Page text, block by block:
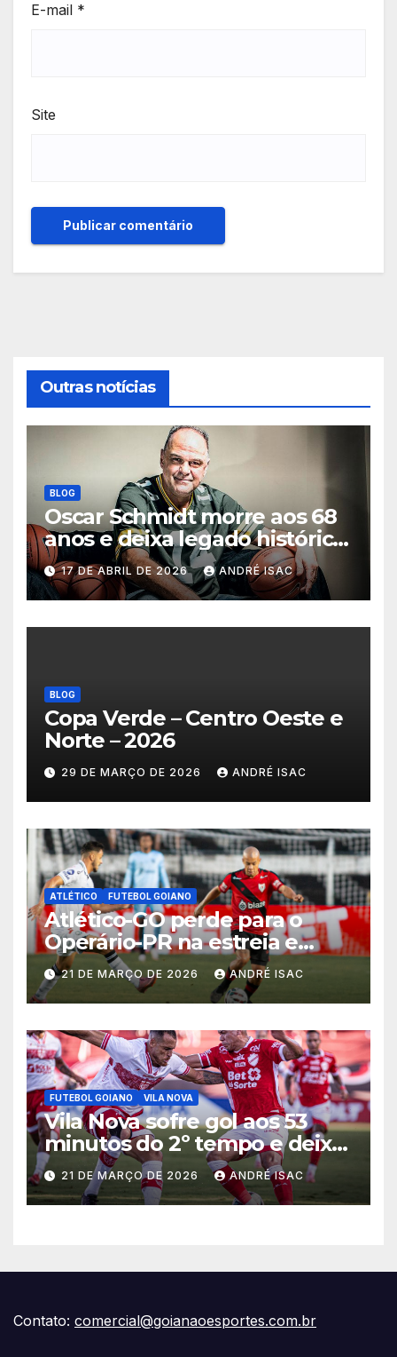
E-mail *
Site
Outras notícias
BLOG
Oscar Schmidt morre aos 68
anos e deixa legado histórico
no basquete mundial
17 DE ABRIL DE 2026 ANDRÉ ISAC
BLOG
Copa Verde – Centro Oeste e
Norte – 2026
29 DE MARÇO DE 2026 ANDRÉ ISAC
ATLÉTICO FUTEBOL GOIANO
Atlético-GO perde para o
Operário-PR na estreia e
começa sob pressão a Série B
2026
21 DE MARÇO DE 2026 ANDRÉ ISAC
FUTEBOL GOIANO VILA NOVA
Vila Nova sofre gol aos 53
minutos do 2º tempo e deixa
vitória escapar na estreia da
Série B
21 DE MARÇO DE 2026 ANDRÉ ISAC
Contato: comercial@goianaoesportes.com.br